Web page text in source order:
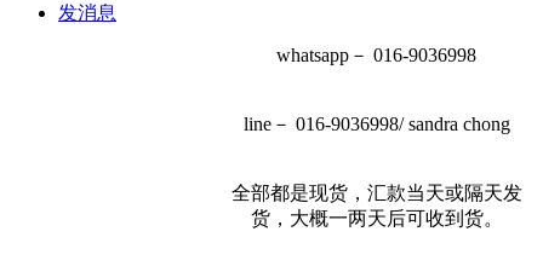
发消息
whatsapp－ 016-9036998
line－ 016-9036998/ sandra chong
全部都是现货，汇款当天或隔天发
货，大概一两天后可收到货。